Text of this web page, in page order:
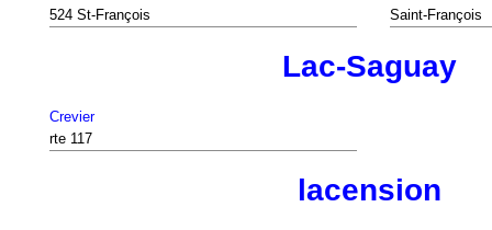
524 St-François
Saint-François
Lac-Saguay
Crevier
rte 117
lacension